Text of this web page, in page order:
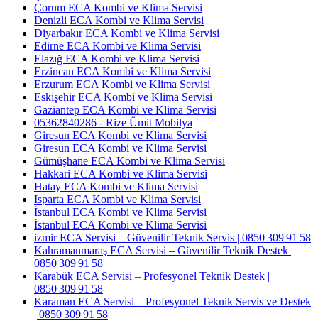
Çorum ECA Kombi ve Klima Servisi
Denizli ECA Kombi ve Klima Servisi
Diyarbakır ECA Kombi ve Klima Servisi
Edirne ECA Kombi ve Klima Servisi
Elazığ ECA Kombi ve Klima Servisi
Erzincan ECA Kombi ve Klima Servisi
Erzurum ECA Kombi ve Klima Servisi
Eskişehir ECA Kombi ve Klima Servisi
Gaziantep ECA Kombi ve Klima Servisi
05362840286 - Rize Ümit Mobilya
Giresun ECA Kombi ve Klima Servisi
Giresun ECA Kombi ve Klima Servisi
Gümüşhane ECA Kombi ve Klima Servisi
Hakkari ECA Kombi ve Klima Servisi
Hatay ECA Kombi ve Klima Servisi
Isparta ECA Kombi ve Klima Servisi
İstanbul ECA Kombi ve Klima Servisi
İstanbul ECA Kombi ve Klima Servisi
izmir ECA Servisi – Güvenilir Teknik Servis | 0850 309 91 58
Kahramanmaraş ECA Servisi – Güvenilir Teknik Destek |
0850 309 91 58
Karabük ECA Servisi – Profesyonel Teknik Destek |
0850 309 91 58
Karaman ECA Servisi – Profesyonel Teknik Servis ve Destek
| 0850 309 91 58